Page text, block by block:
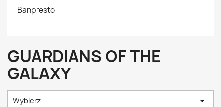
Banpresto
GUARDIANS OF THE
GALAXY
Wybierz 